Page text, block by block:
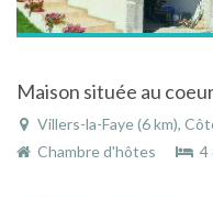
Villers-la-Faye (6 km), Côte-
Chambre d'hôtes
4